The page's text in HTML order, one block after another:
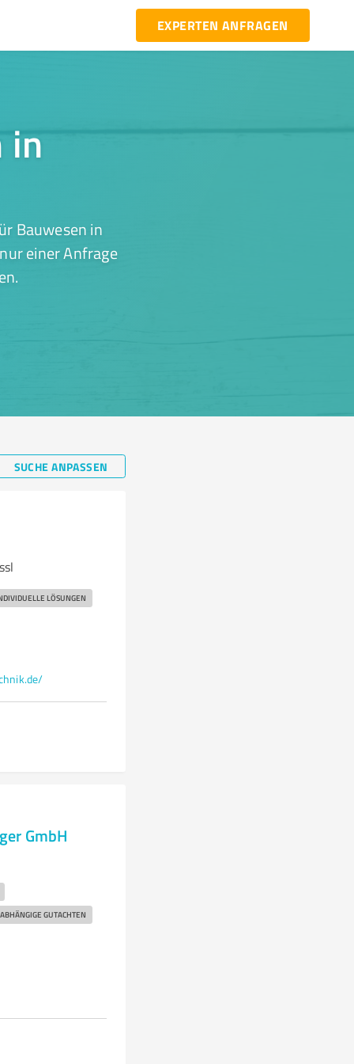
EXPERTEN ANFRAGEN
in
Bauwesen in
einer Anfrage
SUCHE ANPASSEN
LÖSUNGEN
GmbH
GUTACHTEN